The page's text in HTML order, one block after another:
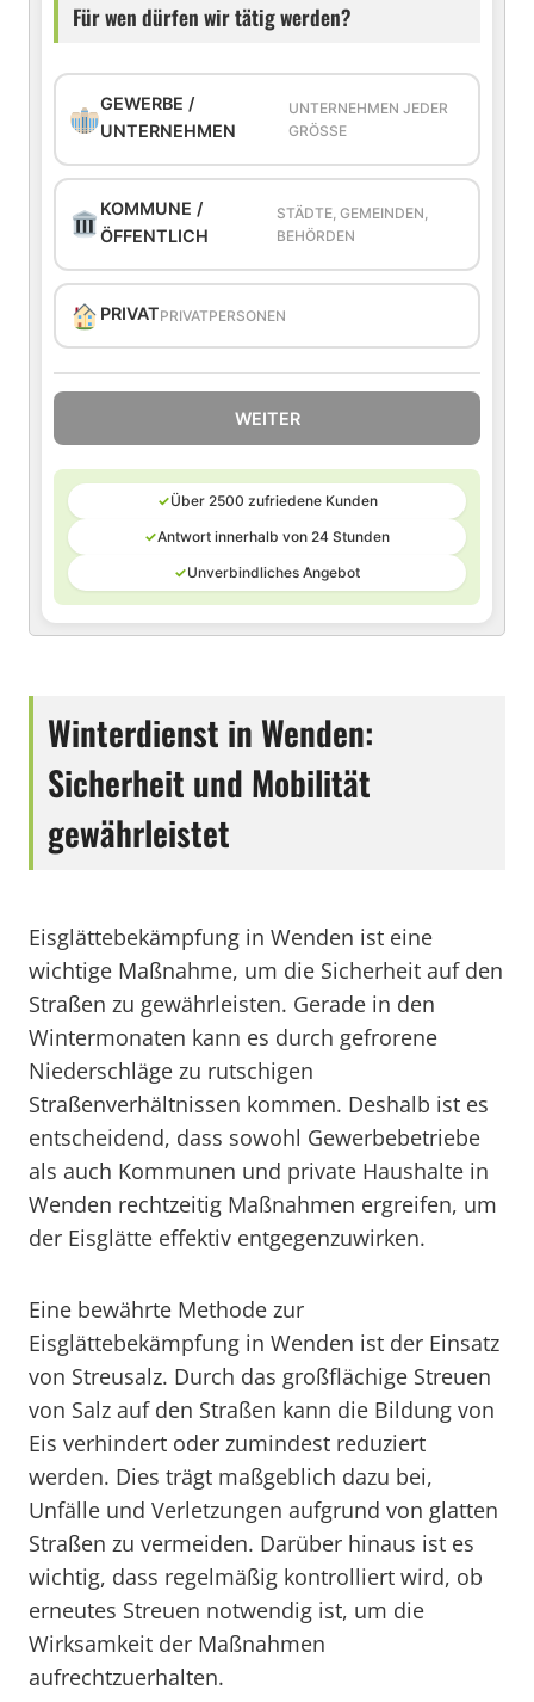
Für wen dürfen wir tätig werden?
GEWERBE /
UNTERNEHMEN
UNTERNEHMEN JEDER
GRÖSSE
KOMMUNE /
ÖFFENTLICH
STÄDTE, GEMEINDEN,
BEHÖRDEN
PRIVATPRIVATPERSONEN
WEITER
✓Über 2500 zufriedene Kunden
✓Antwort innerhalb von 24 Stunden
✓Unverbindliches Angebot
Winterdienst in Wenden:
Sicherheit und Mobilität
gewährleistet
Eisglättebekämpfung in Wenden ist eine
wichtige Maßnahme, um die Sicherheit auf den
Straßen zu gewährleisten. Gerade in den
Wintermonaten kann es durch gefrorene
Niederschläge zu rutschigen
Straßenverhältnissen kommen. Deshalb ist es
entscheidend, dass sowohl Gewerbebetriebe
als auch Kommunen und private Haushalte in
Wenden rechtzeitig Maßnahmen ergreifen, um
der Eisglätte effektiv entgegenzuwirken.
Eine bewährte Methode zur
Eisglättebekämpfung in Wenden ist der Einsatz
von Streusalz. Durch das großflächige Streuen
von Salz auf den Straßen kann die Bildung von
Eis verhindert oder zumindest reduziert
werden. Dies trägt maßgeblich dazu bei,
Unfälle und Verletzungen aufgrund von glatten
Straßen zu vermeiden. Darüber hinaus ist es
wichtig, dass regelmäßig kontrolliert wird, ob
erneutes Streuen notwendig ist, um die
Wirksamkeit der Maßnahmen
aufrechtzuerhalten.